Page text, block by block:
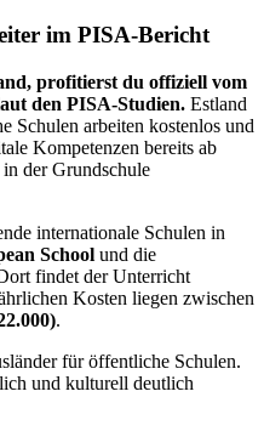
im PISA-Bericht
profitierst du offiziell vom
den PISA-Studien. Estland
Schulen arbeiten kostenlos und
Kompetenzen bereits ab
der Grundschule
internationale Schulen in
School und die
findet der Unterricht
Kosten liegen zwischen
.
für öffentliche Schulen.
und kulturell deutlich